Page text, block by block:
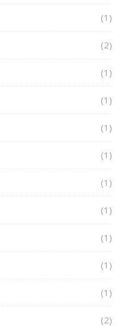
(1)
(2)
(1)
(1)
(1)
(1)
(1)
(1)
(1)
(1)
(1)
(2)